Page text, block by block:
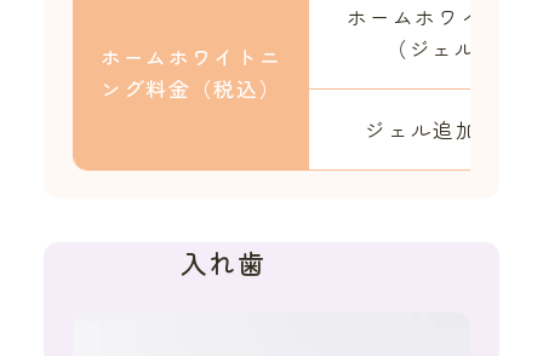
ホームホワイトニ
ング料金（税込）
ホームホワイトニ
（ジェル4本）
ジェル追加（1本
入れ歯